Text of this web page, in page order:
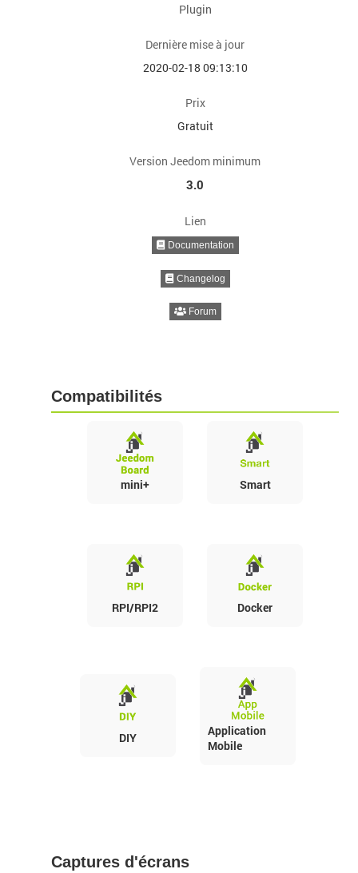
Plugin
Dernière mise à jour
2020-02-18 09:13:10
Prix
Gratuit
Version Jeedom minimum
3.0
Lien
Documentation
Changelog
Forum
Compatibilités
mini+ Smart
RPI/RPI2 Docker
DIY
Application
Mobile
Captures d'écrans